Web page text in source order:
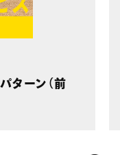
ターン（前